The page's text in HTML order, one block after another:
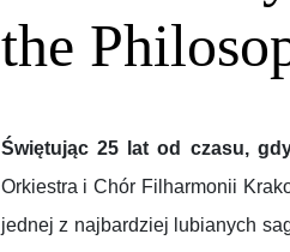
the
Świętując 25 lat od czasu,
Orkiestra i Chór Filharmonii
jednej z najbardziej lubianych